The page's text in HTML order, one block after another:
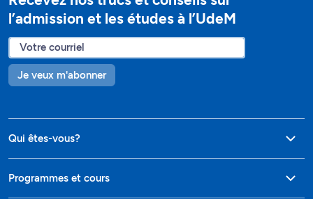
l’admission et les études à l’UdeM
Je veux m'abonner
Qui êtes-vous?
Programmes et cours